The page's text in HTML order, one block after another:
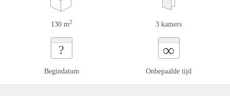
130 m2 3 kamers
?
Begindatum
∞
Onbepaalde tijd